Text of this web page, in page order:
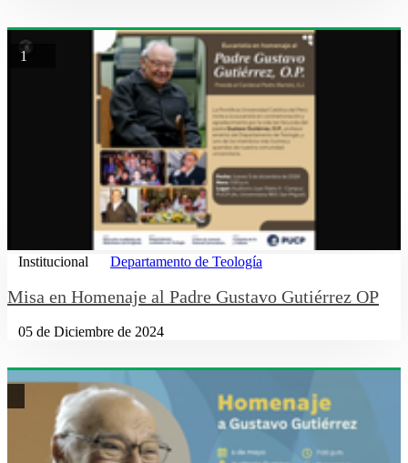
1
Institucional Departamento de Teología
Misa en Homenaje al Padre Gustavo Gutiérrez OP
05 de Diciembre de 2024